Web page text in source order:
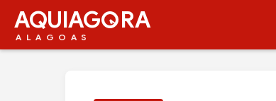
AQUIAG RA
ALAGOAS